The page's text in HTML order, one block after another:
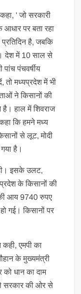
' जो सरकारी
पर बता रहा
है, जबकि
देश में 10 साल से
पंचवर्षीय
तो मध्यप्रदेश में भी
ने किसानों की
हाल में शिवराज
कि हमने मध्य
से लूट, मोदी
है।
इसके उलट,
प्रदेश के किसानों की
आय 9740 रुपए
गई। किसानों पर
कही, एमपी का
के मुख्यमंत्री
धान का दाम
सरकार की ओर से